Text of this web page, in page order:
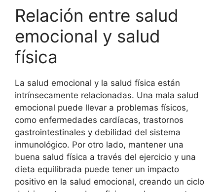
Relación entre salud
emocional y salud
física
La salud emocional y la salud física están
intrínsecamente relacionadas. Una mala salud
emocional puede llevar a problemas físicos,
como enfermedades cardíacas, trastornos
gastrointestinales y debilidad del sistema
inmunológico. Por otro lado, mantener una
buena salud física a través del ejercicio y una
dieta equilibrada puede tener un impacto
positivo en la salud emocional, creando un ciclo